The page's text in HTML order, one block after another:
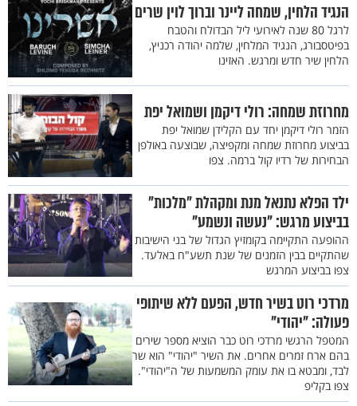
הנגיד הלחין, שמחה ליינר וברוך לוין שרים
לרגל 80 שנה לאירועי ליל הבדולח והטבח
בפיטסבורג, הנגיד המלחין, שלמה יהודה רכניץ,
הלחין שיר חדש ומרגש. האזינו
מחרוזת שמחה: רולי דיקמן ושמואל יפת
הזמר רולי דיקמן יחד עם הקלידן שמואל יפת
בביצוע מחרוזת שמחה ומקפיצה, שבוצעה באולפן
הבחירות של רדיו קול ברמה. צפו
ילד הפלא נתנאל מנת ומקהלת "מלכות"
בביצוע מרגש: "נעשה ונשמע"
ההופעה התקיימה בקומזיץ הגדול של בני הישיבות
שהתקיים בבין הזמנים של שנת תשע"ח באלעד.
צפו בביצוע המרגש
מרדכי רוט בשיר חדש, הפעם ללא שיתופי
פעולה: "יהודי"
המטפל הרגשי מרדכי רוט כבר הוציא מספר שירים
בהם ארח זמרים אחרים. את השיר "יהודי" הוא שר
לבד, ומבטא בו את עומק המשמעות של ה"יהודי".
צפו בקליפ